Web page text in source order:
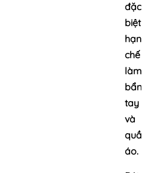
đặc
biệt
hạn
chế
làm
bẩn
tay
và
quần
áo.